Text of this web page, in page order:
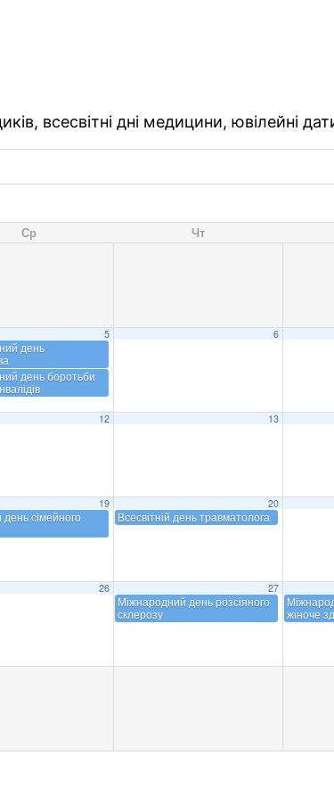
всесвітні дні медицини, ювілейні
Ср Чт
5
день
день боротьби
6
12 13
19
день сімейного
20
Всесвітній день травматолога
26 27
Міжнародний день розсіяного
склерозу
жіноче